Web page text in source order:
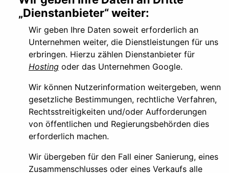
„Dienstanbieter“ weiter:
Wir geben Ihre Daten soweit erforderlich an
Unternehmen weiter, die Dienstleistungen für uns
erbringen. Hierzu zählen Dienstanbieter für
Hosting oder das Unternehmen Google.
Wir können Nutzerinformation weitergeben, wenn
gesetzliche Bestimmungen, rechtliche Verfahren,
Rechtsstreitigkeiten und/oder Aufforderungen
von öffentlichen und Regierungsbehörden dies
erforderlich machen.
Wir übergeben für den Fall einer Sanierung, eines
Zusammenschlusses oder eines Verkaufs alle